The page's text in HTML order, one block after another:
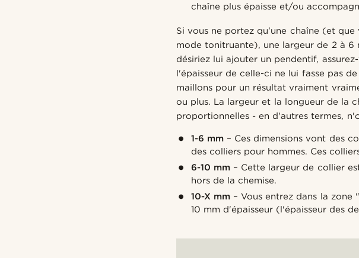
chaîne plus épaisse et/ou
Si vous ne portez qu'une chaîne (et
mode tonitruante), une largeur de 2 à 6
désiriez lui ajouter un pendentif,
l'épaisseur de celle-ci ne lui fasse pas
maillons pour un résultat vraiment
ou plus. La largeur et la longueur de la
proportionnelles - en d'autres termes,
1-6 mm – Ces dimensions vont des
des colliers pour hommes. Ces
6-10 mm – Cette largeur de collier
hors de la chemise.
10-X mm – Vous entrez dans la
10 mm d'épaisseur (l'épaisseur des